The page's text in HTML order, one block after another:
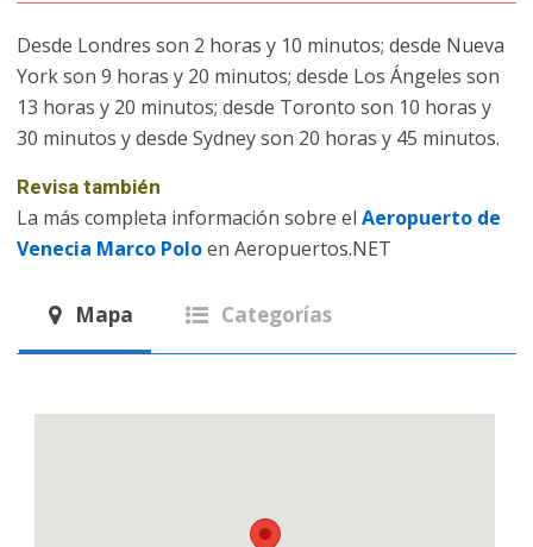
Desde Londres son 2 horas y 10 minutos; desde Nueva
York son 9 horas y 20 minutos; desde Los Ángeles son
13 horas y 20 minutos; desde Toronto son 10 horas y
30 minutos y desde Sydney son 20 horas y 45 minutos.
Revisa también
La más completa información sobre el Aeropuerto de
Venecia Marco Poloen Aeropuertos.NET
Mapa Categorías